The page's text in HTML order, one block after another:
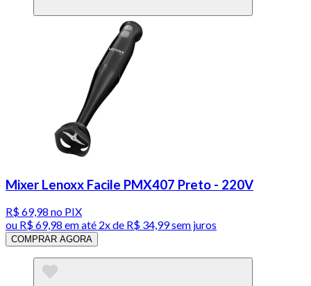
Mixer Lenoxx Facile PMX407 Preto - 220V
R$ 69,98 no PIX
ou R$ 69,98 em até 2x de R$ 34,99 sem juros
COMPRAR AGORA